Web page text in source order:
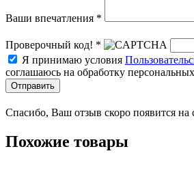
Ваши впечатления *
Проверочный код! *
Я принимаю условия
соглашаюсь на обработку
Отправить
Спасибо, Ваш отзыв скоро появится на
Похожие товары